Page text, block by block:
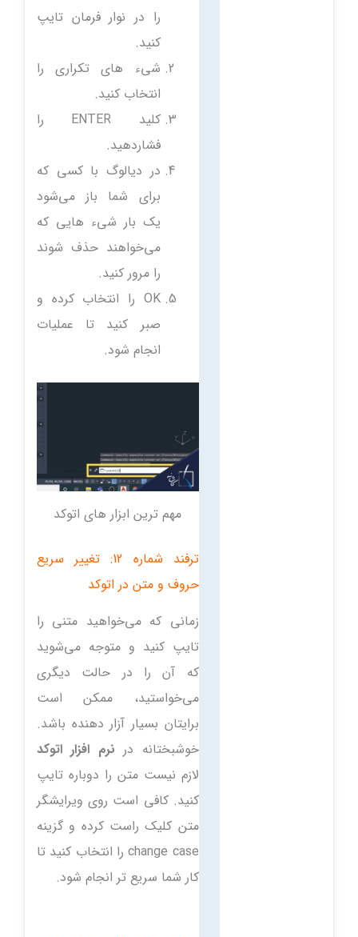
را در نوار فرمان تایپ
کنید.
شیء های تکراری را
انتخاب کنید.
کلید ENTER را
فشاردهید.
در دیالوگ با کسی که
برای شما باز می‌شود
یک بار شیء هایی که
می‌خواهند حذف شوند
را مرور کنید.
OK را انتخاب کرده و
صبر کنید تا عملیات
انجام شود.
مهم ترین ابزار های اتوکد
ترفند شماره 12: تغییر سریع
حروف و متن در اتوکد
زمانی که می‌خواهید متنی را
تایپ کنید و متوجه می‌شوید
که آن را در حالت دیگری
می‌خواستید، ممکن است
برایتان بسیار آزار دهنده باشد.
خوشبختانه در نرم افزار اتوکد
لازم نیست متن را دوباره تایپ
کنید. کافی است روی ویرایشگر
متن کلیک راست کرده و گزینه
change case را انتخاب کنید تا
کار شما سریع تر انجام شود.